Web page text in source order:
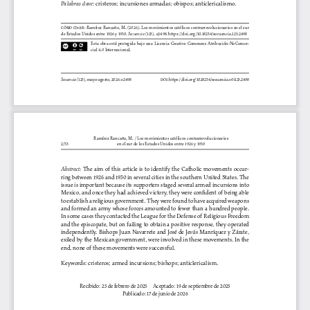
Secuencia (125), mayo-agosto, 2026: e2498 doi: https://doi.org/10.18234/secuencia.v0i125.2498
cómo citar: Ramírez Rancaño, M. (2026). Los movimientos católicos contrarrevolucionarios en el sur
de Estados Unidos entre 1926 y 1930. Secuencia (125), e2498. https://doi.org/10.18234/secuencia.125.2498
Esta  obra  está  protegida  bajo  una  Licencia  Creative  Commons  Atribución-NoComer-
cial 4.0 Internacional.
Palabras clave: cristeros; incursiones armadas; obispos; anticlericalismo.
Ramírez Rancaño, M. / Los movimientos católicos contrarrevolucionarios
en el sur de los Estados Unidos entre 1926 y 1930
2/33
Abstract: The aim of this article is to identify the Catholic movements occur-
ring between 1926 and 1930 in several cities in the southern United States. The
issue is important because its supporters staged several armed incursions into
Mexico, and once they had achieved victory, they were confident of being able
to establish a religious government. They were found to have acquired weapons
and formed an army whose forces amounted to fewer than a hundred people.
In some cases they contacted the League for the Defense of Religious Freedom
and the episcopate, but on failing to obtain a positive response, they operated
independently. Bishops Juan Navarrete and José de Jesús Manríquez y Zárate,
exiled by the Mexican government, were involved in these movements. In the
end, none of these movements were successful.
Keywords: cristeros; armed incursions; bishops; anticlericalism.
Recibido: 25 de febrero de 2025
Aceptado: 19 de septiembre de 2025
Publicado: 17 de junio de 2026